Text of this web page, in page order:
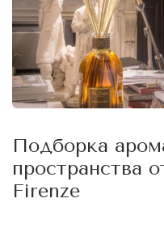
Подборка
пространства
Firenze